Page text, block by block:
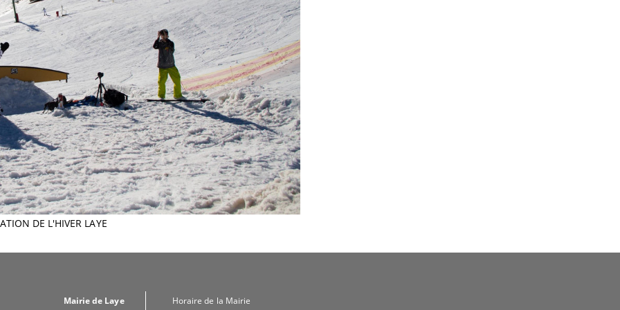
DE L'HIVER LAYE
Mairie de Laye Horaire de la Mairie